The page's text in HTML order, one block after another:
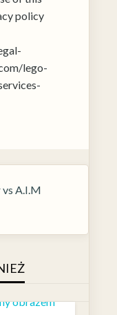
policy
lego-
A.I.M